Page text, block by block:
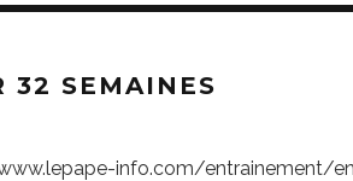
32 SEMAINES
info.com/entrainement/